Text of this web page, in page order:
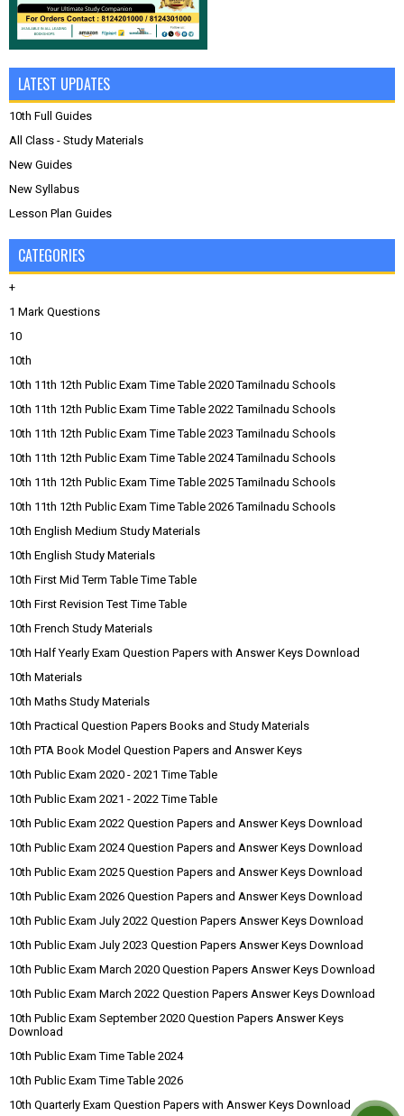
LATEST UPDATES
10th Full Guides
All Class - Study Materials
New Guides
New Syllabus
Lesson Plan Guides
CATEGORIES
+
1 Mark Questions
10
10th
10th 11th 12th Public Exam Time Table 2020 Tamilnadu Schools
10th 11th 12th Public Exam Time Table 2022 Tamilnadu Schools
10th 11th 12th Public Exam Time Table 2023 Tamilnadu Schools
10th 11th 12th Public Exam Time Table 2024 Tamilnadu Schools
10th 11th 12th Public Exam Time Table 2025 Tamilnadu Schools
10th 11th 12th Public Exam Time Table 2026 Tamilnadu Schools
10th English Medium Study Materials
10th English Study Materials
10th First Mid Term Table Time Table
10th First Revision Test Time Table
10th French Study Materials
10th Half Yearly Exam Question Papers with Answer Keys Download
10th Materials
10th Maths Study Materials
10th Practical Question Papers Books and Study Materials
10th PTA Book Model Question Papers and Answer Keys
10th Public Exam 2020 - 2021 Time Table
10th Public Exam 2021 - 2022 Time Table
10th Public Exam 2022 Question Papers and Answer Keys Download
10th Public Exam 2024 Question Papers and Answer Keys Download
10th Public Exam 2025 Question Papers and Answer Keys Download
10th Public Exam 2026 Question Papers and Answer Keys Download
10th Public Exam July 2022 Question Papers Answer Keys Download
10th Public Exam July 2023 Question Papers Answer Keys Download
10th Public Exam March 2020 Question Papers Answer Keys Download
10th Public Exam March 2022 Question Papers Answer Keys Download
10th Public Exam September 2020 Question Papers Answer Keys
Download
10th Public Exam Time Table 2024
10th Public Exam Time Table 2026
10th Quarterly Exam Question Papers with Answer Keys Download